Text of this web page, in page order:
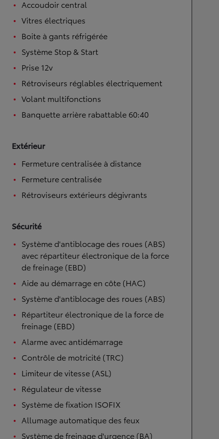
Accoudoir central
Vitres électriques
Boite à gants réfrigérée
Système Stop & Start
Prise 12v
Rétroviseurs réglables électriquement
Volant multifonctions
Banquette arrière rabattable 60:40
Extérieur
Fermeture centralisée à distance
Fermeture centralisée
Rétroviseurs extérieurs dégivrants
Sécurité
Système d'antiblocage des roues (ABS)
avec répartiteur électronique de la force
de freinage (EBD)
Aide au démarrage en côte (HAC)
Système d'antiblocage des roues (ABS)
Répartiteur électronique de la force de
freinage (EBD)
Alarme avec antidémarrage
Contrôle de motricité (TRC)
Limiteur de vitesse (ASL)
Régulateur de vitesse
Système de fixation ISOFIX
Allumage automatique des feux
Système de freinage d'urgence (BA)